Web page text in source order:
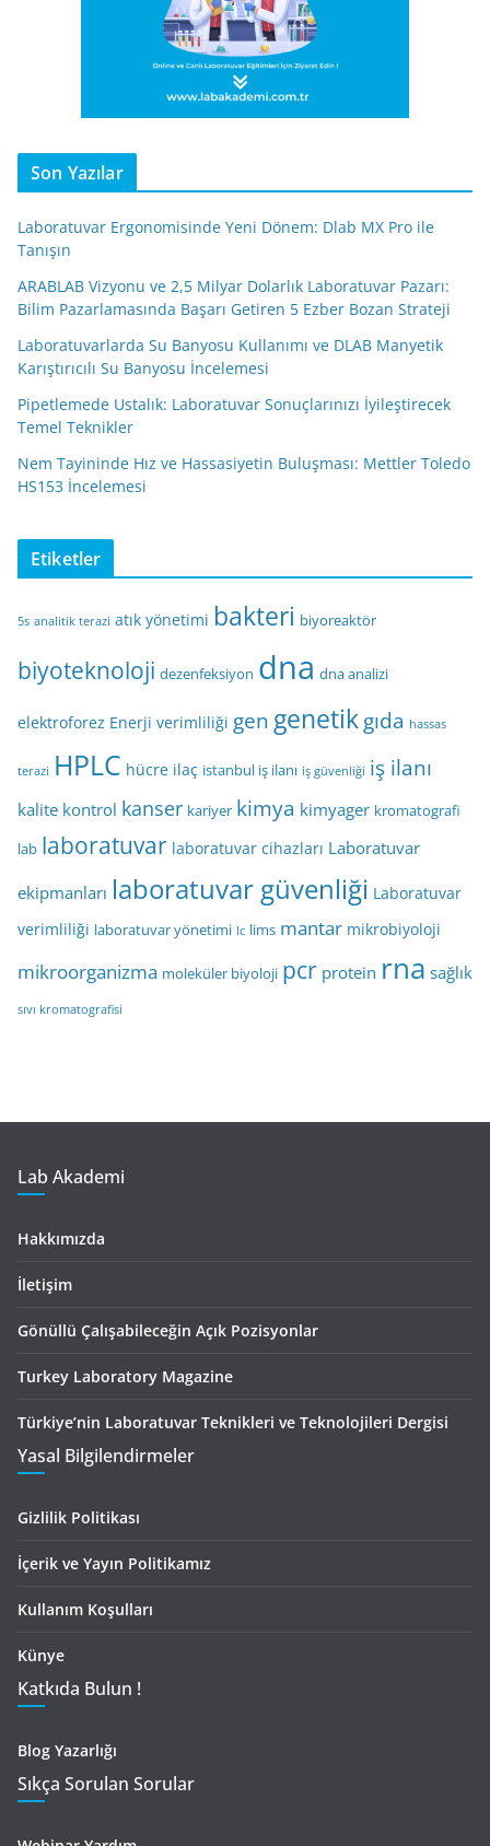
Son Yazılar
Laboratuvar Ergonomisinde Yeni Dönem: Dlab MX Pro ile
Tanışın
ARABLAB Vizyonu ve 2,5 Milyar Dolarlık Laboratuvar Pazarı:
Bilim Pazarlamasında Başarı Getiren 5 Ezber Bozan Strateji
Laboratuvarlarda Su Banyosu Kullanımı ve DLAB Manyetik
Karıştırıcılı Su Banyosu İncelemesi
Pipetlemede Ustalık: Laboratuvar Sonuçlarınızı İyileştirecek
Temel Teknikler
Nem Tayininde Hız ve Hassasiyetin Buluşması: Mettler Toledo
HS153 İncelemesi
Etiketler
5s analitik terazi atık yönetimi bakteri biyoreaktör
biyoteknoloji dezenfeksiyon dna dna analizi
elektroforez Enerji verimliliği gen genetikgıda hassas
terazi HPLC hücre ilaç istanbul iş ilanı iş güvenliği iş ilanı
kalite kontrol kanser kariyer kimya kimyager kromatografi
lab laboratuvar laboratuvar cihazları Laboratuvar
ekipmanları laboratuvar güvenliği Laboratuvar
verimliliği laboratuvar yönetimi lc lims mantar mikrobiyoloji
mikroorganizma moleküler biyoloji pcr protein rna sağlık
sıvı kromatografisi
Lab Akademi
Hakkımızda
İletişim
Gönüllü Çalışabileceğin Açık Pozisyonlar
Turkey Laboratory Magazine
Türkiye’nin Laboratuvar Teknikleri ve Teknolojileri Dergisi
Yasal Bilgilendirmeler
Gizlilik Politikası
İçerik ve Yayın Politikamız
Kullanım Koşulları
Künye
Katkıda Bulun !
Blog Yazarlığı
Sıkça Sorulan Sorular